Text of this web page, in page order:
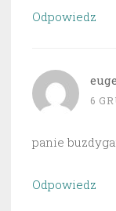
Odpowiedz
6
panie
Odpowiedz